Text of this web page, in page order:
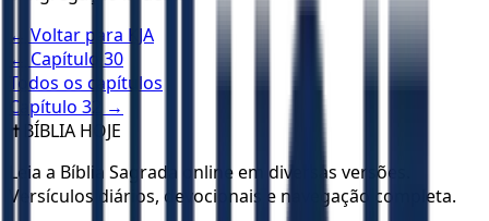
← Voltar para KJA
← Capítulo 30
Todos os capítulos
Capítulo 32
→
✝️ BÍBLIA HOJE
Leia a Bíblia Sagrada online em diversas versões.
Versículos diários, devocionais e navegação completa.